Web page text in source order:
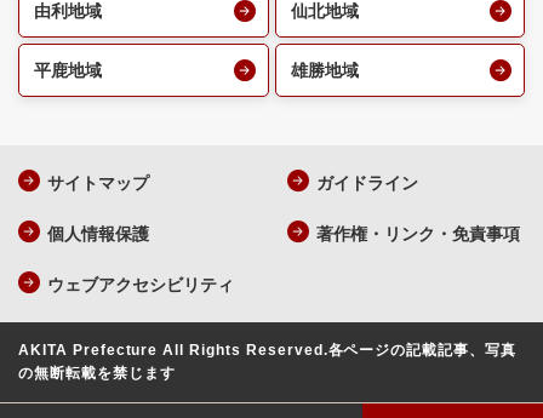
由利地域 仙北地域
平鹿地域 雄勝地域
サイトマップ ガイドライン
個人情報保護 著作権・リンク・免責事項
ウェブアクセシビリティ
AKITA Prefecture All Rights Reserved.各ページの記載記事、写真
の無断転載を禁じます